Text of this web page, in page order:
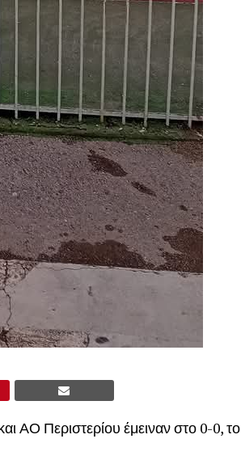
ΑΟ Περιστερίου έμειναν στο 0-0, το